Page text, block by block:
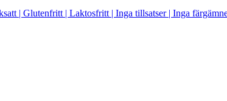
| Glutenfritt | Laktosfritt | Inga tillsatser | Inga